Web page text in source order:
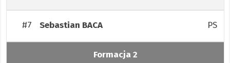
#7 Sebastian BACA PS
Formacja 2